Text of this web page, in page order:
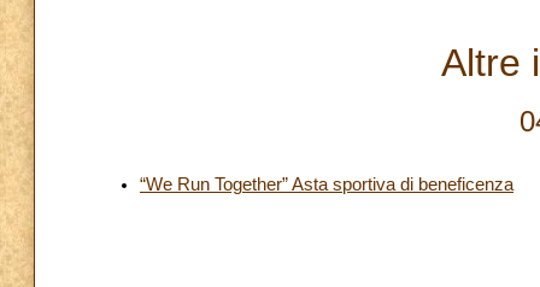
Altre
“We Run Together” Asta sportiva di beneficenza